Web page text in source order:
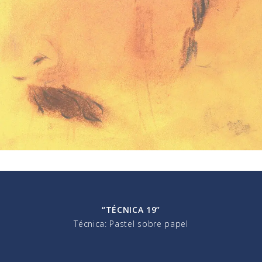
“TÉCNICA 19”
Técnica: Pastel sobre papel